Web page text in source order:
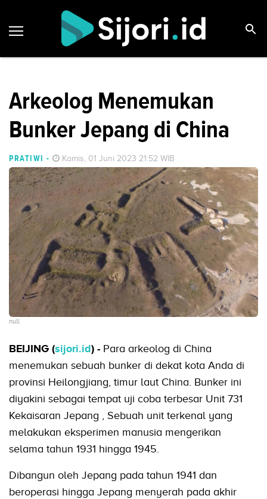
Arkeolog Menemukan
Bunker Jepang di China
PRATIWI - Kamis, 01 Juni 2023 21:52 WIB
null
BEIJING (sijori.id) - Para arkeolog di China
menemukan sebuah bunker di dekat kota Anda di
provinsi Heilongjiang, timur laut China. Bunker ini
diyakini sebagai tempat uji coba terbesar Unit 731
Kekaisaran Jepang , Sebuah unit terkenal yang
melakukan eksperimen manusia mengerikan
selama tahun 1931 hingga 1945.
Dibangun oleh Jepang pada tahun 1941 dan
beroperasi hingga Jepang menyerah pada akhir